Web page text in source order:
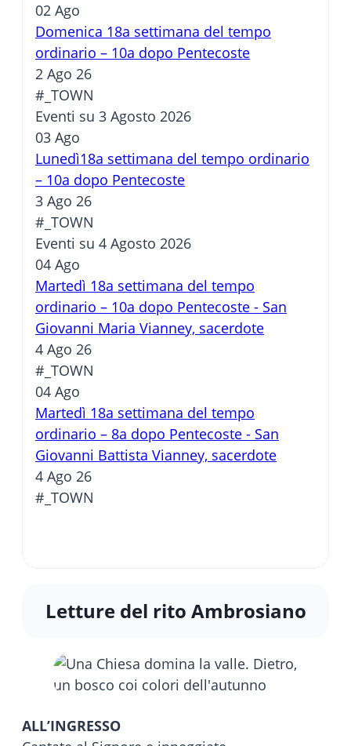
02 Ago
Domenica 18a settimana del tempo
ordinario – 10a dopo Pentecoste
2 Ago 26
#_TOWN
Eventi su 3 Agosto 2026
03 Ago
Lunedì18a settimana del tempo ordinario
– 10a dopo Pentecoste
3 Ago 26
#_TOWN
Eventi su 4 Agosto 2026
04 Ago
Martedì 18a settimana del tempo
ordinario – 10a dopo Pentecoste - San
Giovanni Maria Vianney, sacerdote
4 Ago 26
#_TOWN
04 Ago
Martedì 18a settimana del tempo
ordinario – 8a dopo Pentecoste - San
Giovanni Battista Vianney, sacerdote
4 Ago 26
#_TOWN
Letture del rito Ambrosiano
ALL’INGRESSO